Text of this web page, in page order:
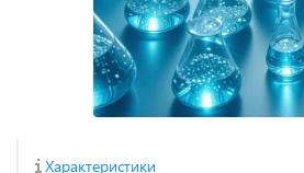
Характеристики